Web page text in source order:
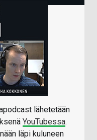
lähetetään
YouTubessa.
läpi kuluneen